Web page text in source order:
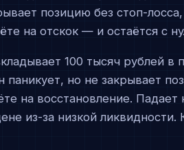
позицию без стоп-
на отскок — и остаётся с
100 тысяч рублей в
паникует, но не закрывает
на восстановление.
из-за низкой ликвидности.